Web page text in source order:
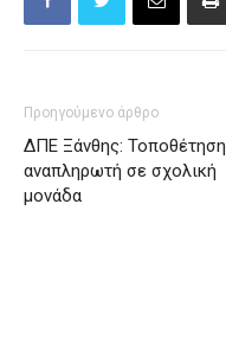
Προηγούμενο άρθρο
ΔΠΕ Ξάνθης: Τοποθέτηση
αναπληρωτή σε σχολική
μονάδα